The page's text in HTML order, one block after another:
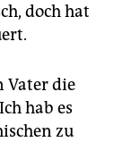
doch hat
Vater die
hab es
zu